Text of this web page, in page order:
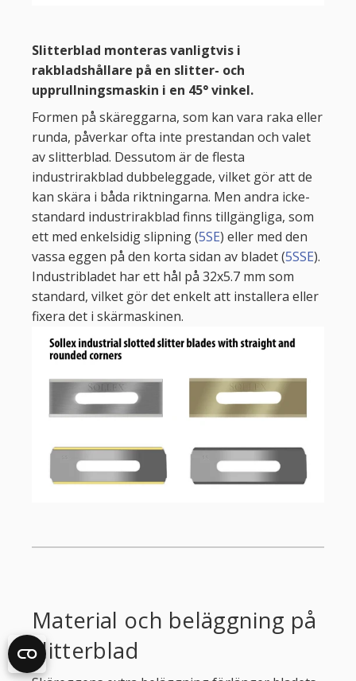
Slitterblad monteras vanligtvis i
rakbladshållare på en slitter- och
upprullningsmaskin i en 45° vinkel.
Formen på skäreggarna, som kan vara raka eller
runda, påverkar ofta inte prestandan och valet
av slitterblad. Dessutom är de flesta
industrirakblad dubbeleggade, vilket gör att de
kan skära i båda riktningarna. Men andra icke-
standard industrirakblad finns tillgängliga, som
ett med enkelsidig slipning (5SE) eller med den
vassa eggen på den korta sidan av bladet (5SSE).
Industribladet har ett hål på 32x5.7 mm som
standard, vilket gör det enkelt att installera eller
fixera det i skärmaskinen.
Material och beläggning på
slitterblad